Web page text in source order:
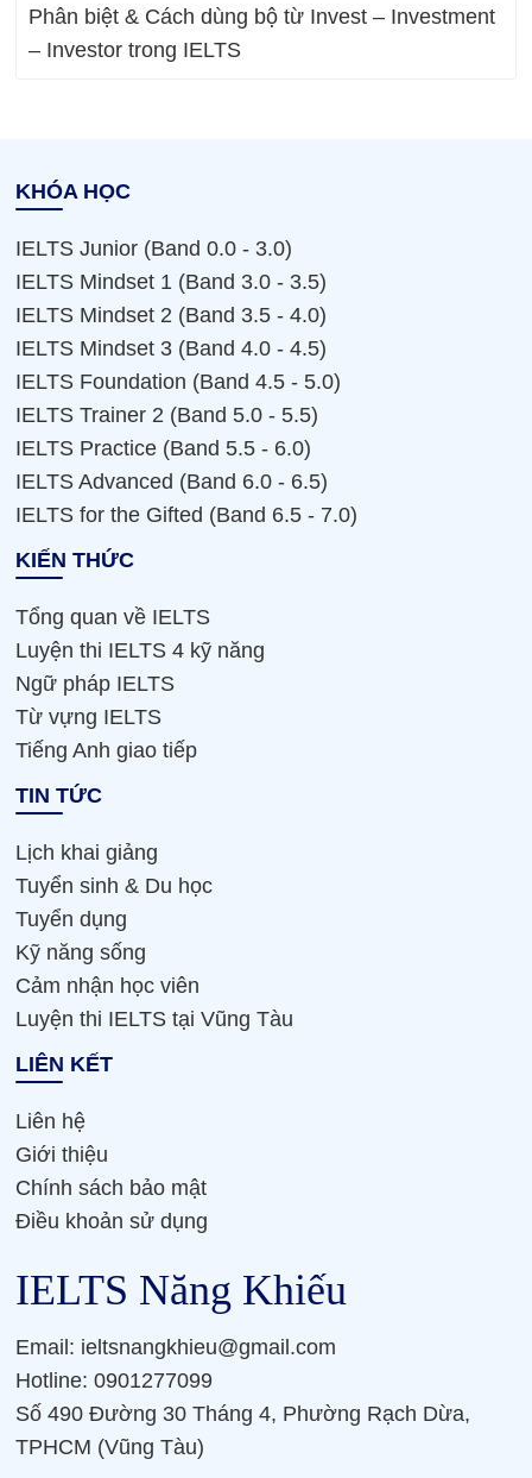
Phân biệt & Cách dùng bộ từ Invest – Investment
– Investor trong IELTS
KHÓA HỌC
IELTS Junior (Band 0.0 - 3.0)
IELTS Mindset 1 (Band 3.0 - 3.5)
IELTS Mindset 2 (Band 3.5 - 4.0)
IELTS Mindset 3 (Band 4.0 - 4.5)
IELTS Foundation (Band 4.5 - 5.0)
IELTS Trainer 2 (Band 5.0 - 5.5)
IELTS Practice (Band 5.5 - 6.0)
IELTS Advanced (Band 6.0 - 6.5)
IELTS for the Gifted (Band 6.5 - 7.0)
KIẾN THỨC
Tổng quan về IELTS
Luyện thi IELTS 4 kỹ năng
Ngữ pháp IELTS
Từ vựng IELTS
Tiếng Anh giao tiếp
TIN TỨC
Lịch khai giảng
Tuyển sinh & Du học
Tuyển dụng
Kỹ năng sống
Cảm nhận học viên
Luyện thi IELTS tại Vũng Tàu
LIÊN KẾT
Liên hệ
Giới thiệu
Chính sách bảo mật
Điều khoản sử dụng
IELTS Năng Khiếu
Email: ieltsnangkhieu@gmail.com
Hotline: 0901277099
Số 490 Đường 30 Tháng 4, Phường Rạch Dừa,
TPHCM (Vũng Tàu)